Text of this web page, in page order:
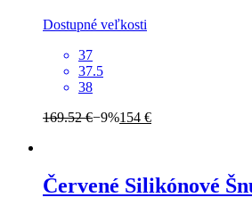
Dostupné veľkosti
37
37.5
38
169.52 €−9%154 €
Červené Silikónové